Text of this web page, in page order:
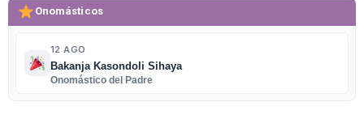
Onomásticos
12 AGO
Bakanja Kasondoli Sihaya
Onomástico del Padre